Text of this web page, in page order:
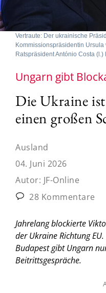
Vertraute: Der ukrainische
Kommissionspräsidentin Ursula
Ratspräsident António Costa (l.)
Ungarn gibt
Die Ukraine
einen großen
Ausland
04. Juni 2026
Autor: JF-Online
28 Kommentare
Jahrelang blockierte
der Ukraine Richtung
Budapest gibt Ungarn
Beitrittsgespräche.